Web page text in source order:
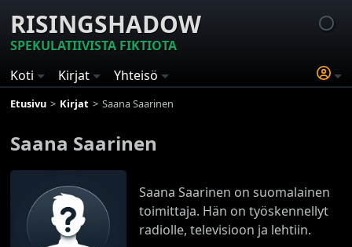
RISINGSHADOW
SPEKULATIIVISTA FIKTIOTA
Koti
Kirjat Yhteisö
Etusivu Kirjat Saana Saarinen
Saana Saarinen
Saana Saarinen on suomalainen
toimittaja. Hän on työskennellyt
radiolle, televisioon ja lehtiin.